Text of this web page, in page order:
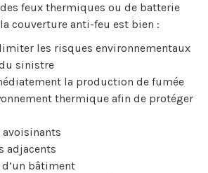
feux thermiques ou de batterie
couverture anti-feu est bien :
les risques environnementaux
sinistre
la production de fumée
thermique afin de protéger
adjacents
bâtiment